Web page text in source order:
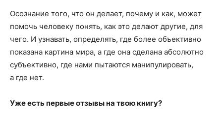
Осознание того, что он делает, почему и как, может
помочь человеку понять, как это делают другие, для
чего. И узнавать, определять, где более объективно
показана картина мира, а где она сделана абсолютно
субъективно, где нами пытаются манипулировать,
а где нет.
Уже есть первые отзывы на твою книгу?